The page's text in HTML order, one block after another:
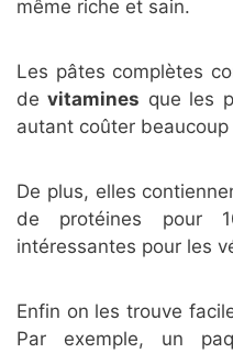
même riche et sain.
Les pâtes complètes
devitamines que les
autant coûter beaucoup
De plus, elles
de protéines pour
intéressantes pour les
Enfin on les trouve
Par exemple, un